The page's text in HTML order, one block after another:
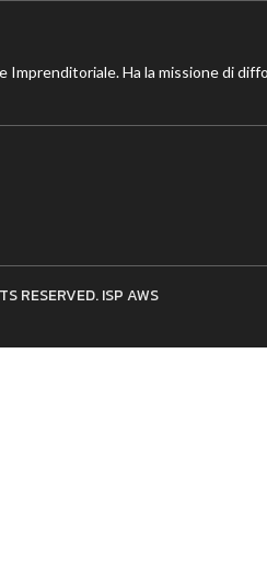
Ha la missione di
ISP AWS